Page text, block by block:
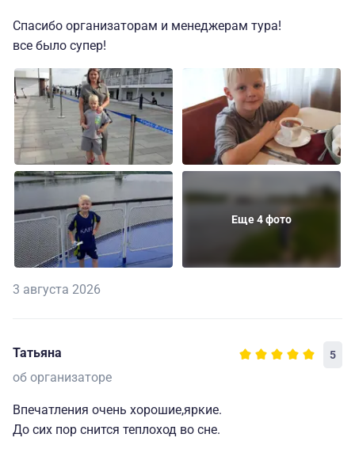
Спасибо организаторам и менеджерам тура!
все было супер!
Еще 4 фото
3 августа 2026
Татьяна 5
об организаторе
Впечатления очень хорошие,яркие.
До сих пор снится теплоход во сне.